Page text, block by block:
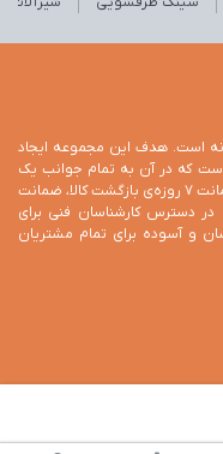
است. هدف این مجموعه ایجاد
که در آن به تمام جوانب یک
خرید مطمئن توجه شده باشد. در همین راستا ضمانت 7 روزه‌ی بازگشت کالا، ضمانت
دسترس کارشناسان فنی برای
و آسوده برای تمام مشتریان